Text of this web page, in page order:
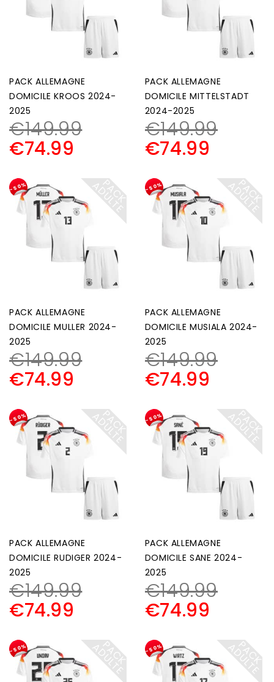
PACK ALLEMAGNE
DOMICILE KROOS 2024-
2025
€149.99
€74.99
PACK ALLEMAGNE
DOMICILE MITTELSTADT
2024-2025
€149.99
€74.99
-50% P
A
C
K
A
D
U
L
T
E
PACK ALLEMAGNE
DOMICILE MULLER 2024-
2025
€149.99
€74.99
-50% P
A
C
K
A
D
U
L
T
E
PACK ALLEMAGNE
DOMICILE MUSIALA 2024-
2025
€149.99
€74.99
-50% P
A
C
K
A
D
U
L
T
E
PACK ALLEMAGNE
DOMICILE RUDIGER 2024-
2025
€149.99
€74.99
-50% P
A
C
K
A
D
U
L
T
E
PACK ALLEMAGNE
DOMICILE SANE 2024-
2025
€149.99
€74.99
-50% P
A
C
K
A
D
U
L
T
E -50% P
A
C
K
A
D
U
L
T
E